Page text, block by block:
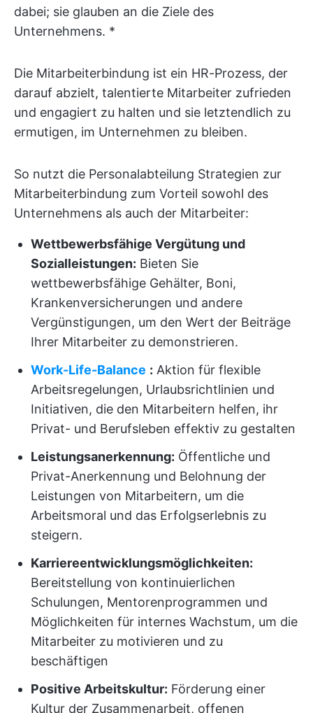
dabei; sie glauben an die Ziele des
Unternehmens. *
Die Mitarbeiterbindung ist ein HR-Prozess, der
darauf abzielt, talentierte Mitarbeiter zufrieden
und engagiert zu halten und sie letztendlich zu
ermutigen, im Unternehmen zu bleiben.
So nutzt die Personalabteilung Strategien zur
Mitarbeiterbindung zum Vorteil sowohl des
Unternehmens als auch der Mitarbeiter:
Wettbewerbsfähige Vergütung und
Sozialleistungen: Bieten Sie
wettbewerbsfähige Gehälter, Boni,
Krankenversicherungen und andere
Vergünstigungen, um den Wert der Beiträge
Ihrer Mitarbeiter zu demonstrieren.
Work-Life-Balance : Aktion für flexible
Arbeitsregelungen, Urlaubsrichtlinien und
Initiativen, die den Mitarbeitern helfen, ihr
Privat- und Berufsleben effektiv zu gestalten
Leistungsanerkennung: Öffentliche und
Privat-Anerkennung und Belohnung der
Leistungen von Mitarbeitern, um die
Arbeitsmoral und das Erfolgserlebnis zu
steigern.
Karriereentwicklungsmöglichkeiten:
Bereitstellung von kontinuierlichen
Schulungen, Mentorenprogrammen und
Möglichkeiten für internes Wachstum, um die
Mitarbeiter zu motivieren und zu
beschäftigen
Positive Arbeitskultur: Förderung einer
Kultur der Zusammenarbeit, offenen